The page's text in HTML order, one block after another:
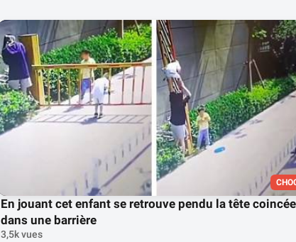
En jouant cet enfant se retrouve pendu la tête coincée
dans une barrière
3,5k vues